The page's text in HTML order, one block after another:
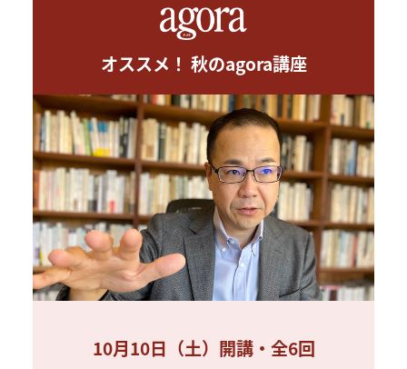
オススメ！ 秋のagora講座
10月10日（土）開講・全6回